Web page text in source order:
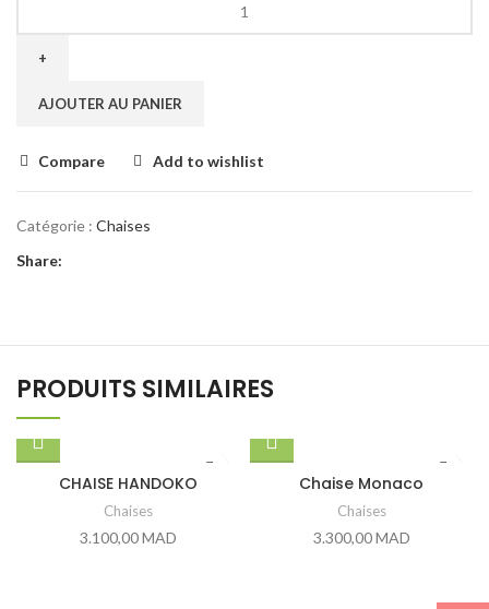
AJOUTER AU PANIER
Compare Add to wishlist
Catégorie : Chaises
Share:
PRODUITS SIMILAIRES
CHAISE HANDOKO
Chaises
3.100,00MAD
Chaise Monaco
Chaises
3.300,00MAD